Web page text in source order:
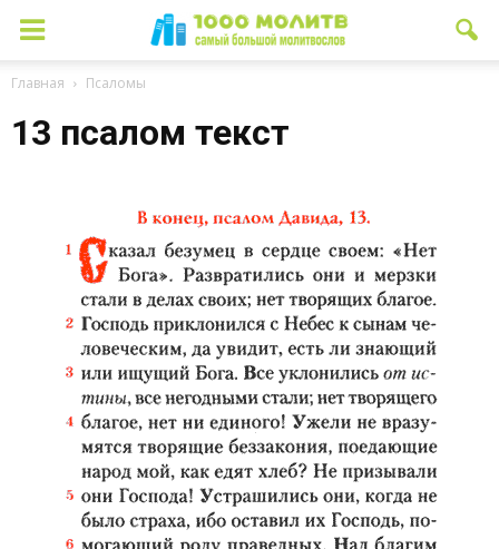
Главная Псаломы
13 псалом текст